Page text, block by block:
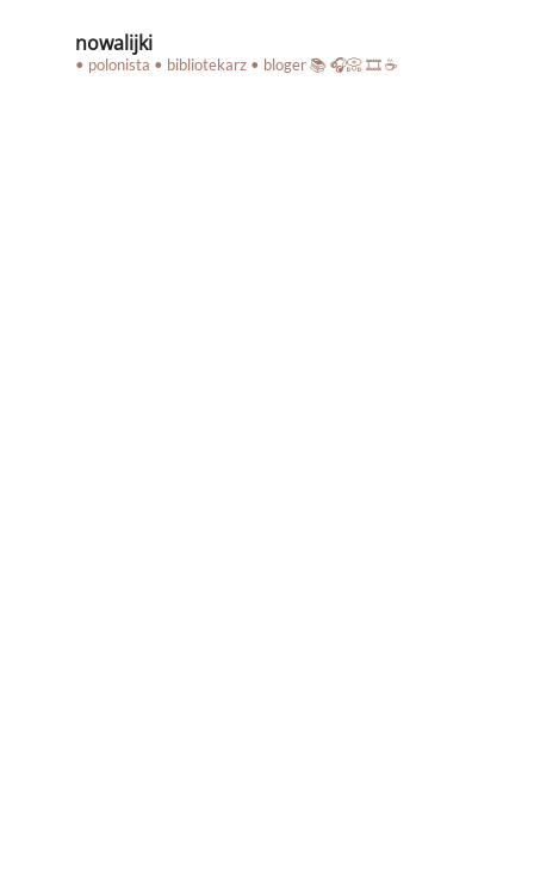
nowalijki
• polonista • bibliotekarz • bloger📚 🎧📀 🎞️ ☕️